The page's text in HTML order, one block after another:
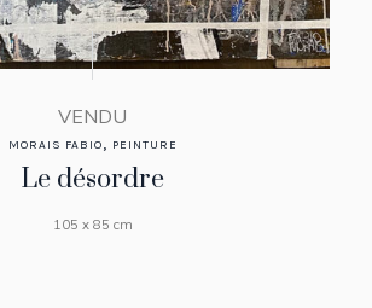
VENDU
MORAIS FABIO, PEINTURE
Le désordre
105 x 85 cm